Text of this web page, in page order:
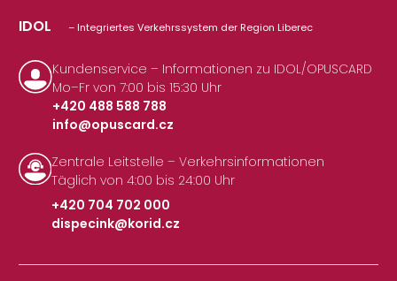
IDOL – Integriertes Verkehrssystem der Region Liberec
Kundenservice – Informationen zu IDOL/OPUSCARD
Mo–Fr von 7:00 bis 15:30 Uhr
+420 488 588 788
|
info@opuscard.cz
Zentrale Leitstelle – Verkehrsinformationen
Täglich von 4:00 bis 24:00 Uhr
+420 704 702 000
|
dispecink@korid.cz